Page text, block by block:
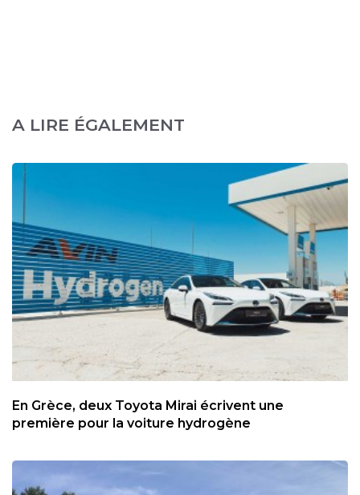
A LIRE ÉGALEMENT
En Grèce, deux Toyota Mirai écrivent une
première pour la voiture hydrogène